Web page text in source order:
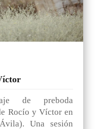
de preboda
Rocío y Víctor en
Una sesión